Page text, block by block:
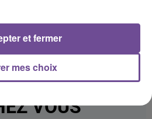
VOUS
mes choix
et fermer